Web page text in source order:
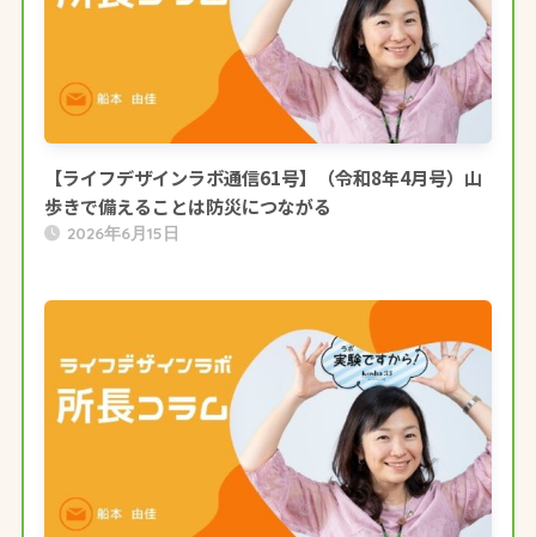
【ライフデザインラボ通信61号】（令和8年4月号）山
歩きで備えることは防災につながる
2026年6月15日